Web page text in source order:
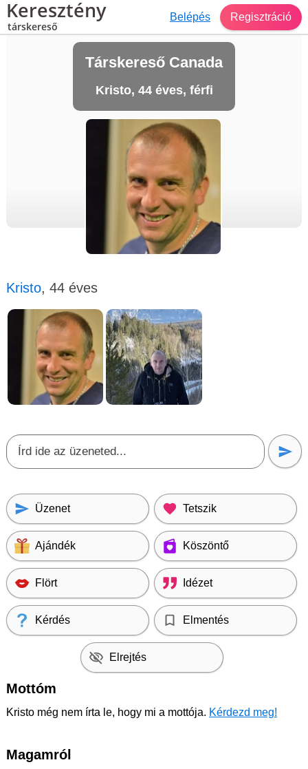
Keresztény
társkereső
Belépés Regisztráció
Társkereső Canada
Kristo, 44 éves, férfi
Kristo, 44 éves
Üzenet Tetszik
Ajándék Köszöntő
Flört Idézet
Kérdés Elmentés
Elrejtés
Mottóm
Kristo még nem írta le, hogy mi a mottója. Kérdezd meg!
Magamról